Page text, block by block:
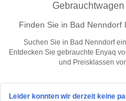
Finden Sie in Bad Nenndorf
Suchen Sie in Bad Nenndorf
Entdecken Sie gebrauchte Enyaq
und Preisklassen
Leider konnten wir derzeit keine